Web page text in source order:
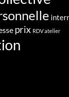
prix RDV atelier